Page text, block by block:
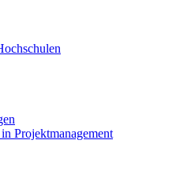
Projektmanagement